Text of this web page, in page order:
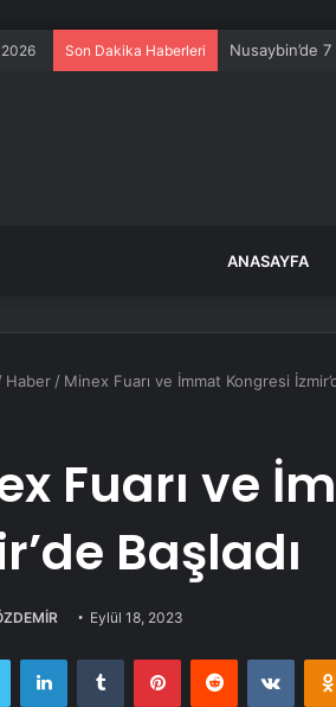
Son Dakika Haberleri Nusaybin’de
ANASAYFA
Haber / Minex Fuarı ve İmmat Kongresi
Fuarı ve
Başladı
Eylül 18, 2023
Twitter LinkedInTumblr PinterestReddit